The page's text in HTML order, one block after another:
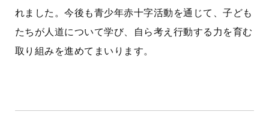
れました。今後も青少年赤十字活動を通じて、子ども
たちが人道について学び、自ら考え行動する力を育む
取り組みを進めてまいります。